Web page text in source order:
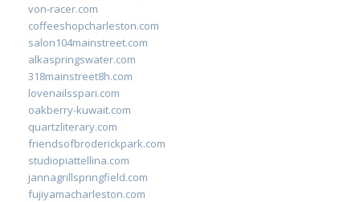
von-racer.com
coffeeshopcharleston.com
salon104mainstreet.com
alkaspringswater.com
318mainstreet8h.com
lovenailsspari.com
oakberry-kuwait.com
quartzliterary.com
friendsofbroderickpark.com
studiopiattellina.com
jannagrillspringfield.com
fujiyamacharleston.com